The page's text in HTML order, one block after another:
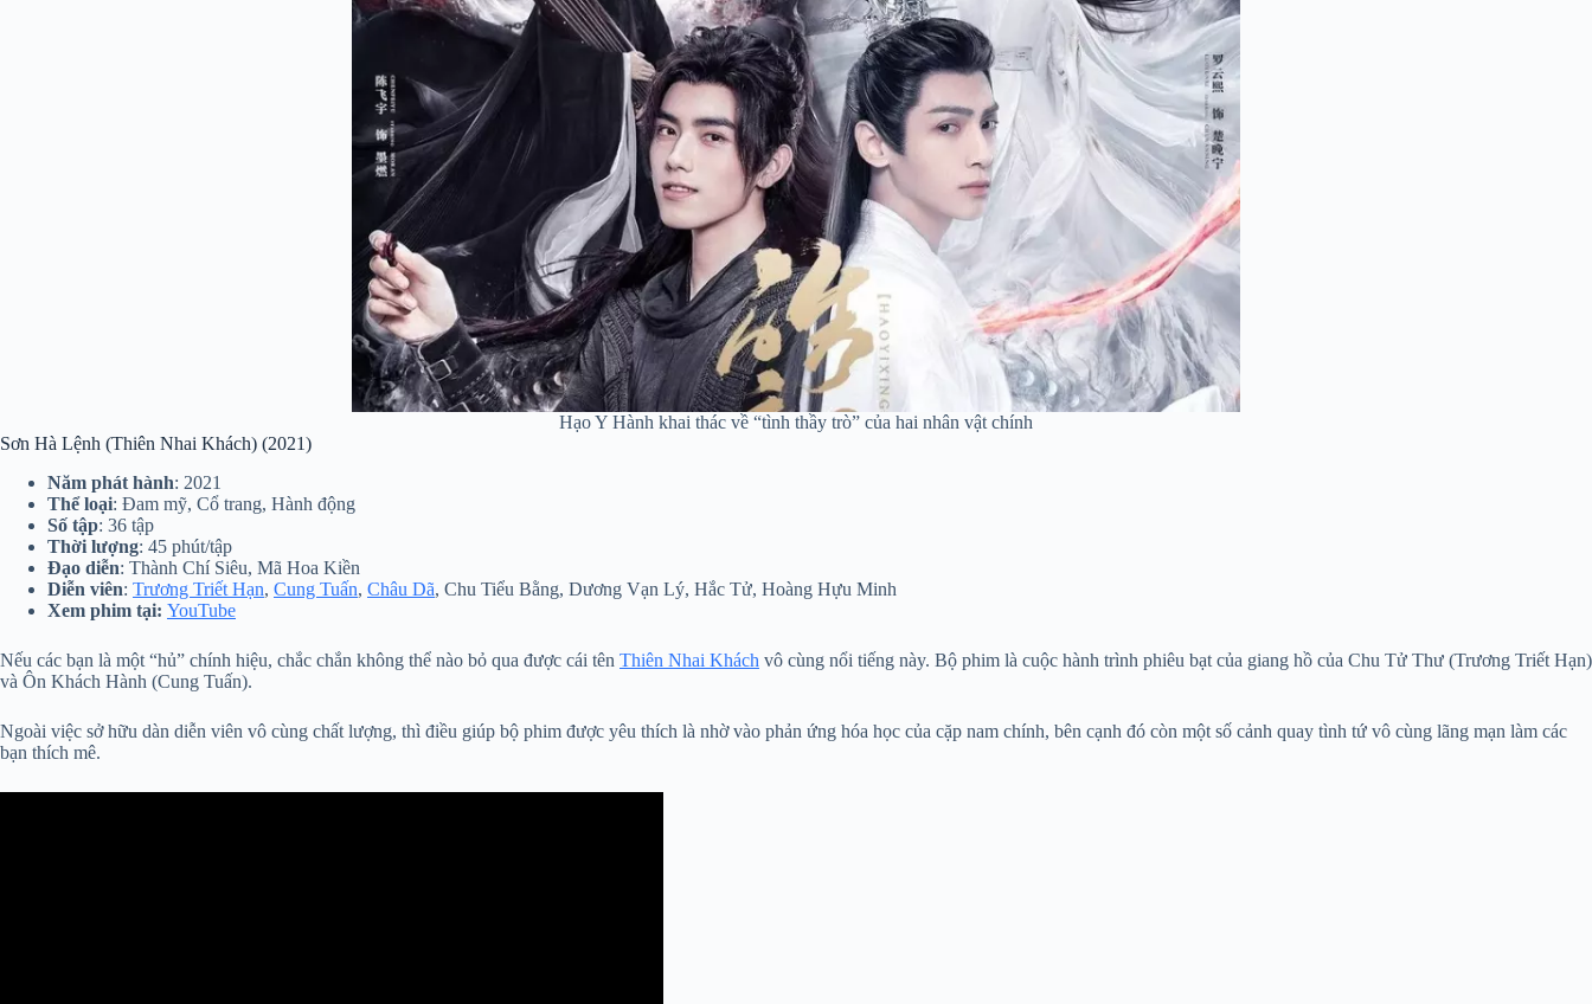
Hạo Y Hành khai thác về “tình thầy trò” của hai nhân vật chính
Sơn Hà Lệnh (Thiên Nhai Khách) (2021)
Năm phát hành: 2021
Thể loại: Đam mỹ, Cổ trang, Hành động
Số tập: 36 tập
Thời lượng: 45 phút/tập
Đạo diễn: Thành Chí Siêu, Mã Hoa Kiền
Diễn viên: Trương Triết Hạn, Cung Tuấn, Châu Dã, Chu Tiểu Bằng, Dương Vạn Lý, Hắc Tử, Hoàng Hựu Minh
Xem phim tại: YouTube
Nếu các bạn là một “hủ” chính hiệu, chắc chắn không thể nào bỏ qua được cái tên Thiên Nhai Khách vô cùng nổi tiếng này. Bộ phim là cuộc hành trình phiêu bạt của giang hồ của Chu Tử Thư (Trương Triết Hạn)
và Ôn Khách Hành (Cung Tuấn).
Ngoài việc sở hữu dàn diễn viên vô cùng chất lượng, thì điều giúp bộ phim được yêu thích là nhờ vào phản ứng hóa học của cặp nam chính, bên cạnh đó còn một số cảnh quay tình tứ vô cùng lãng mạn làm các
bạn thích mê.